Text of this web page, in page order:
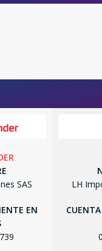
SAS
EN
LH
COMPRANDO